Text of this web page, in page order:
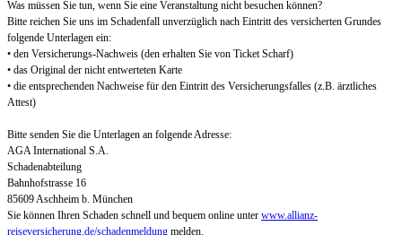
Was müssen Sie tun, wenn Sie eine Veranstaltung nicht besuchen können?
Bitte reichen Sie uns im Schadenfall unverzüglich nach Eintritt des versicherten Grundes
folgende Unterlagen ein:
• den Versicherungs-Nachweis (den erhalten Sie von Ticket Scharf)
• das Original der nicht entwerteten Karte
• die entsprechenden Nachweise für den Eintritt des Versicherungsfalles (z.B. ärztliches
Attest)
Bitte senden Sie die Unterlagen an folgende Adresse:
AGA International S.A.
Schadenabteilung
Bahnhofstrasse 16
85609 Aschheim b. München
Sie können Ihren Schaden schnell und bequem online unter www.allianz-
reiseversicherung.de/schadenmeldung melden.